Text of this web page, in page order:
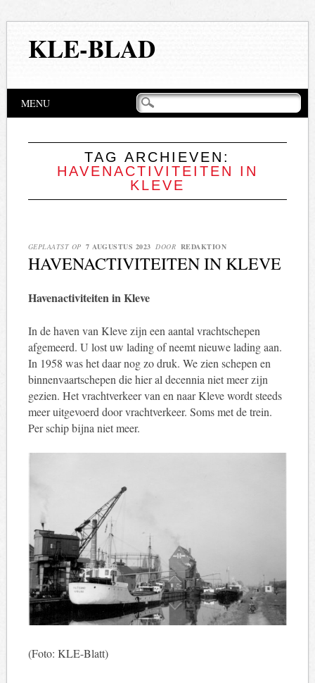
KLE-BLAD
Hoofdmenu
springen
MENU
TAG ARCHIEVEN:
HAVENACTIVITEITEN IN
KLEVE
GEPLAATST OP 7 AUGUSTUS 2023 DOOR REDAKTION
HAVENACTIVITEITEN IN KLEVE
Havenactiviteiten in Kleve
In de haven van Kleve zijn een aantal vrachtschepen
afgemeerd. U lost uw lading of neemt nieuwe lading aan.
In 1958 was het daar nog zo druk. We zien schepen en
binnenvaartschepen die hier al decennia niet meer zijn
gezien. Het vrachtverkeer van en naar Kleve wordt steeds
meer uitgevoerd door vrachtverkeer. Soms met de trein.
Per schip bijna niet meer.
(Foto: KLE-Blatt)